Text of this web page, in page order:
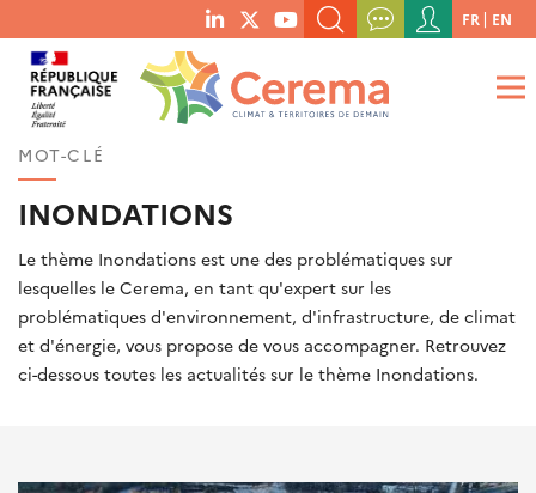
menu
social
links
RECHERCHER UN MOT-CLÉ, UNE PUBLICATION, ETC.
QUE RECHERCHEZ-VOUS ?
Menu
du
compte
de
FR EN
MOT-CLÉ
INONDATIONS
Le thème Inondations est une des problématiques sur
lesquelles le Cerema, en tant qu'expert sur les
problématiques d'environnement, d'infrastructure, de climat
et d'énergie, vous propose de vous accompagner. Retrouvez
ci-dessous toutes les actualités sur le thème Inondations.